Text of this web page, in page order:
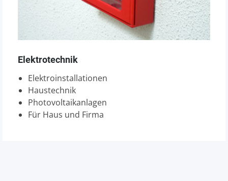
Elektrotechnik
Elektroinstallationen
Haustechnik
Photovoltaikanlagen
Für Haus und Firma